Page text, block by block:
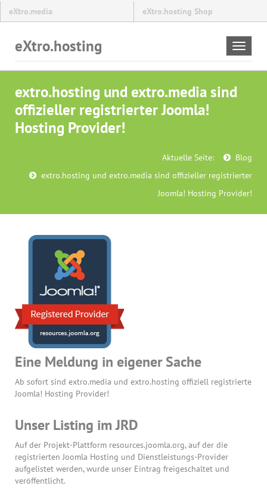
eXtro.media eXtro.hosting Shop
Toggle
eXtro.hosting
extro.hosting und extro.media sind
offizieller registrierter Joomla!
Hosting Provider!
Aktuelle Seite:
Blog
extro.hosting und extro.media sind offizieller registrierter
Joomla! Hosting Provider!
Eine Meldung in eigener Sache
Ab sofort sind extro.media und extro.hosting offiziell registrierte
Joomla! Hosting Provider!
Unser Listing im JRD
Auf der Projekt-Plattform resources.joomla.org, auf der die
registrierten Joomla Hosting und Dienstleistungs-Provider
aufgelistet werden, wurde unser Eintrag freigeschaltet und
veröffentlicht.